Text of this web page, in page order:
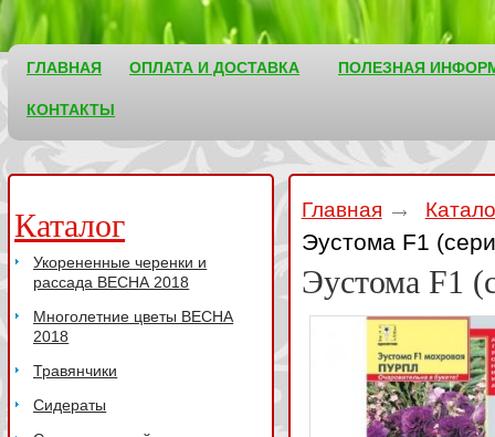
ГЛАВНАЯ ОПЛАТА И ДОСТАВКА ПОЛЕЗНАЯ
КОНТАКТЫ
Каталог
Укорененные черенки и
рассада ВЕСНА 2018
Многолетние цветы ВЕСНА
2018
Травянчики
Сидераты
Главная
Эустома F1
Эустома F1